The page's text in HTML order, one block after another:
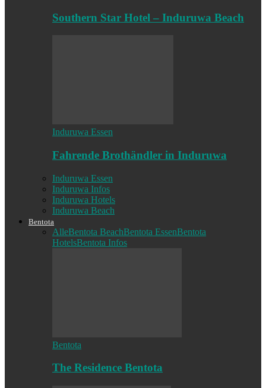
Southern Star Hotel – Induruwa Beach
Induruwa Essen
Fahrende Brothändler in Induruwa
Induruwa Essen
Induruwa Infos
Induruwa Hotels
Induruwa Beach
Bentota
AlleBentota BeachBentota EssenBentota
HotelsBentota Infos
Bentota
The Residence Bentota